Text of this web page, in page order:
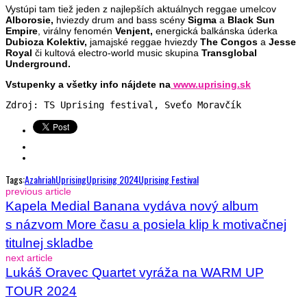
Vystúpi tam tiež jeden z najlepších aktuálnych reggae umelcov
Alborosie, hviezdy drum and bass scény Sigma a Black Sun
Empire , virálny fenomén Venjent, energická balkánska úderka
Dubioza Kolektiv, jamajské reggae hviezdy The Congos a Jesse
Royal či kultová electro-world music skupina Transglobal
Underground.
Vstupenky a všetky info nájdete na www.uprising.sk
Zdroj: TS Uprising festival, Sveťo Moravčík
Tags:AzahriahUprisingUprising 2024Uprising Festival
previous article
Kapela Medial Banana vydáva nový album
s názvom More času a posiela klip k motivačnej
titulnej skladbe
next article
Lukáš Oravec Quartet vyráža na WARM UP
TOUR 2024